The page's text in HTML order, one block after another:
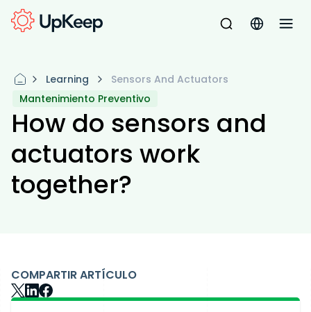
Learning
Sensors And Actuators
Mantenimiento Preventivo
How do sensors and
actuators work
together?
COMPARTIR ARTÍCULO